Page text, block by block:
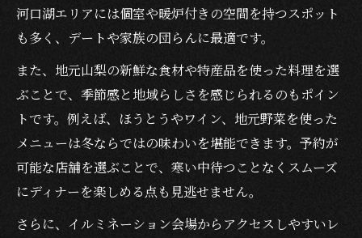
河口湖エリアには個室や暖炉付きの空間を持つスポット
も多く、デートや家族の団らんに最適です。
また、地元山梨の新鮮な食材や特産品を使った料理を選
ぶことで、季節感と地域らしさを感じられるのもポイン
トです。例えば、ほうとうやワイン、地元野菜を使った
メニューは冬ならではの味わいを堪能できます。予約が
可能な店舗を選ぶことで、寒い中待つことなくスムーズ
にディナーを楽しめる点も見逃せません。
さらに、イルミネーション会場からアクセスしやすいレ